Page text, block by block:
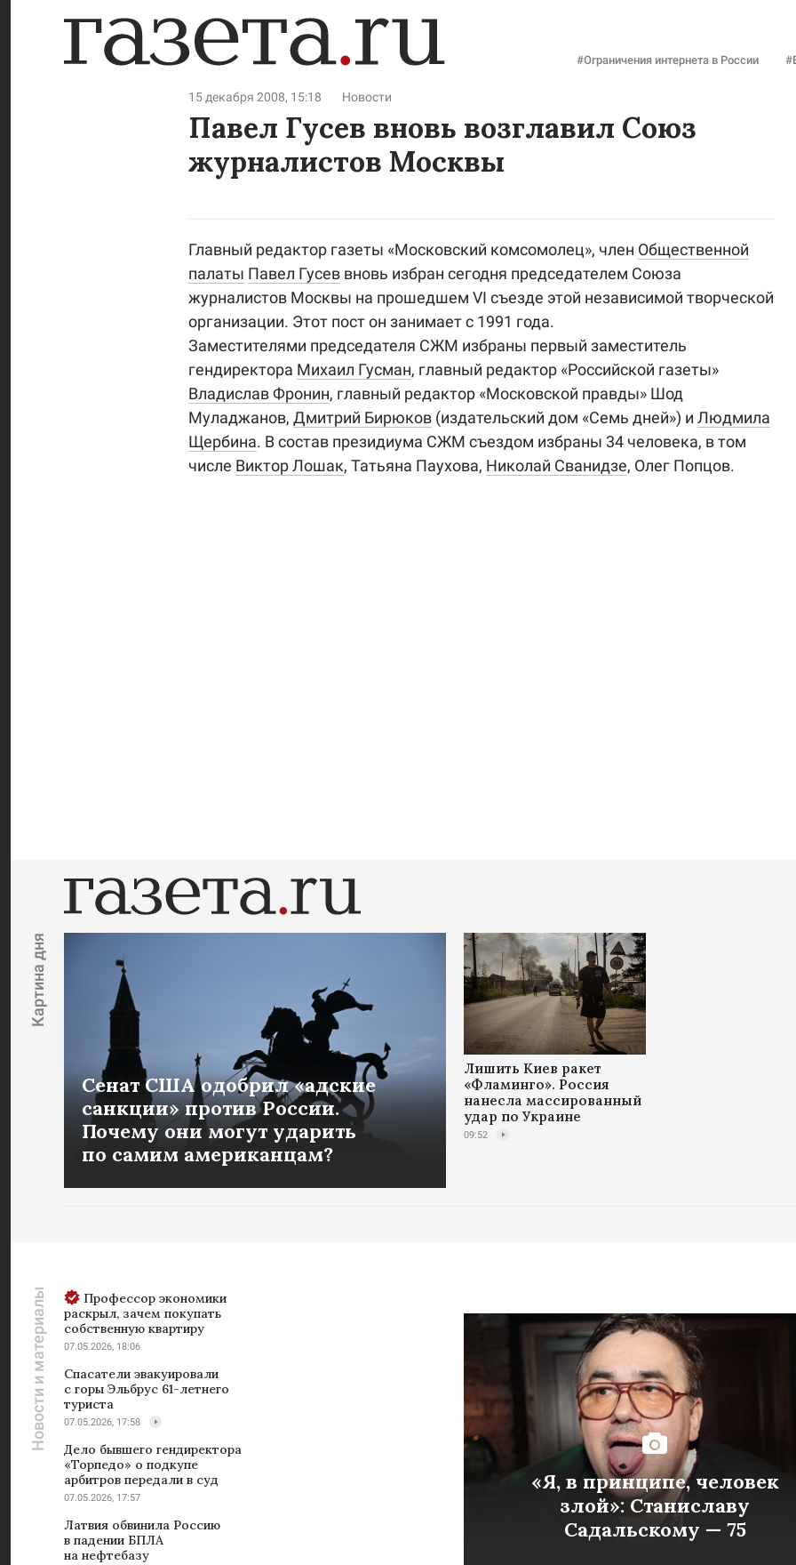
#Ограничения интернета в России
15 декабря 2008, 15:18 Новости
Павел Гусев вновь возглавил Союз
журналистов Москвы
Главный редактор газеты «Московский комсомолец», член Общественной
палаты Павел Гусев вновь избран сегодня председателем Союза
журналистов Москвы на прошедшем VI съезде этой независимой творческой
организации. Этот пост он занимает с 1991 года.
Заместителями председателя СЖМ избраны первый заместитель
гендиректора Михаил Гусман, главный редактор «Российской газеты»
Владислав Фронин, главный редактор «Московской правды» Шод
Муладжанов, Дмитрий Бирюков (издательский дом «Семь дней») и Людмила
Щербина. В состав президиума СЖМ съездом избраны 34 человека, в том
числе Виктор Лошак, Татьяна Паухова, Николай Сванидзе, Олег Попцов.
Картина дня
Сенат США одобрил «адские
санкции» против России.
Почему они могут ударить
по самим американцам?
Лишить Киев ракет
«Фламинго». Россия
нанесла массированный
удар по Украине
09:52
Новости и материалы
Профессор экономики
раскрыл, зачем покупать
собственную квартиру
07.05.2026, 18:06
Спасатели эвакуировали
с горы Эльбрус 61-летнего
туриста
07.05.2026, 17:58
Дело бывшего гендиректора
«Торпедо» о подкупе
арбитров передали в суд
07.05.2026, 17:57
Латвия обвинила Россию
в падении БПЛА
на нефтебазу
«Я, в принципе, человек
злой»: Станиславу
Садальскому — 75